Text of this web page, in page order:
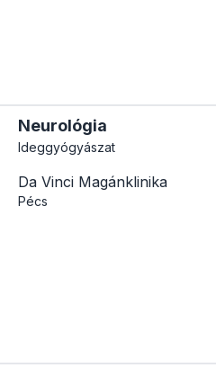
Neurológia
Ideggyógyászat
Da Vinci Magánklinika
Pécs